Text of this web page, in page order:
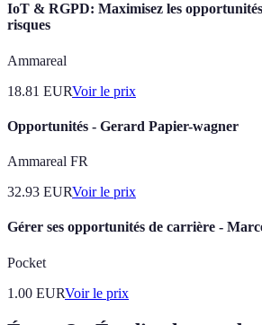
IoT & RGPD: Maximisez les
risques
Ammareal
18.81 EURVoir le prix
Opportunités - Gerard Papier-wagner
Ammareal FR
32.93 EURVoir le prix
Gérer ses opportunités de carrière -
Pocket
1.00 EURVoir le prix